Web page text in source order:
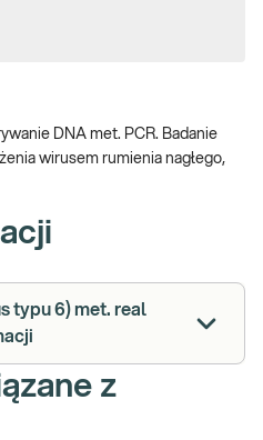
DNA met. PCR. Badanie
wirusem rumienia nagłego,
typu 6) met. real
z